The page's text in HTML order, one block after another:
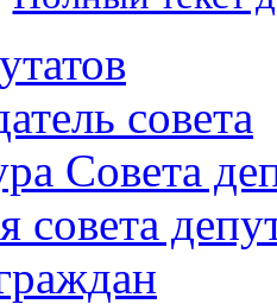
совета
Совета
совета